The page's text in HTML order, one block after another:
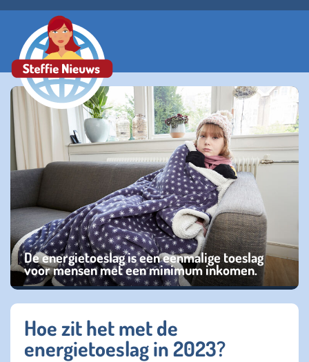
De energietoeslag is een eenmalige toeslag
voor mensen met een minimum inkomen.
Hoe zit het met de
energietoeslag in 2023?